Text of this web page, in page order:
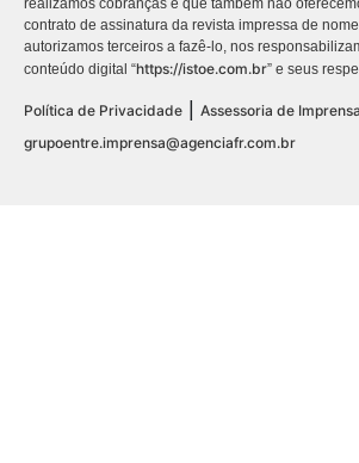
realizamos cobranças e que também não
contrato de assinatura da revista impressa de
autorizamos terceiros a fazê-lo, nos
conteúdo digital “https://istoe.com.br” e seus
Política de Privacidade
Assessoria de
grupoentre.imprensa@agenciafr.com.br